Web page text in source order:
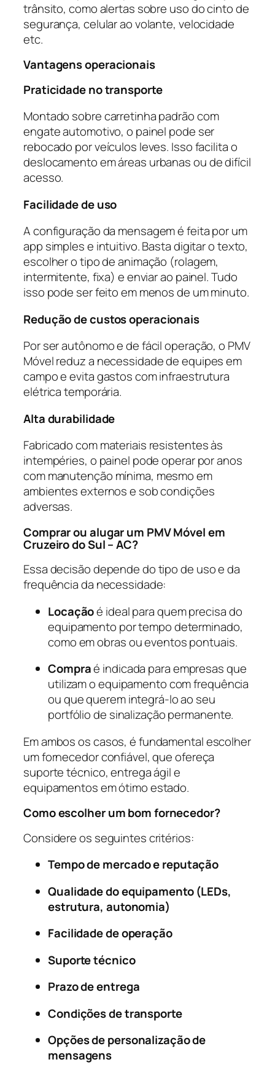
trânsito, como alertas sobre uso do cinto de
segurança, celular ao volante, velocidade
etc.
Vantagens operacionais
Praticidade no transporte
Montado sobre carretinha padrão com
engate automotivo, o painel pode ser
rebocado por veículos leves. Isso facilita o
deslocamento em áreas urbanas ou de difícil
acesso.
Facilidade de uso
A configuração da mensagem é feita por um
app simples e intuitivo. Basta digitar o texto,
escolher o tipo de animação (rolagem,
intermitente, fixa) e enviar ao painel. Tudo
isso pode ser feito em menos de um minuto.
Redução de custos operacionais
Por ser autônomo e de fácil operação, o PMV
Móvel reduz a necessidade de equipes em
campo e evita gastos com infraestrutura
elétrica temporária.
Alta durabilidade
Fabricado com materiais resistentes às
intempéries, o painel pode operar por anos
com manutenção mínima, mesmo em
ambientes externos e sob condições
adversas.
Comprar ou alugar um PMV Móvel em
Cruzeiro do Sul – AC?
Essa decisão depende do tipo de uso e da
frequência da necessidade:
Locaçãoé ideal para quem precisa do
equipamento por tempo determinado,
como em obras ou eventos pontuais.
Compraé indicada para empresas que
utilizam o equipamento com frequência
ou que querem integrá-lo ao seu
portfólio de sinalização permanente.
Em ambos os casos, é fundamental escolher
um fornecedor confiável, que ofereça
suporte técnico, entrega ágil e
equipamentos em ótimo estado.
Como escolher um bom fornecedor?
Considere os seguintes critérios:
Tempo de mercado e reputação
Qualidade do equipamento (LEDs,
estrutura, autonomia)
Facilidade de operação
Suporte técnico
Prazo de entrega
Condições de transporte
Opções de personalização de
mensagens